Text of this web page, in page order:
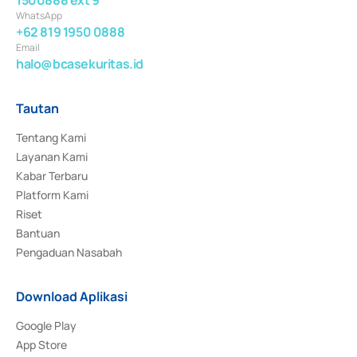
WhatsApp
+62 819 1950 0888
Email
halo@bcasekuritas.id
Tautan
Tentang Kami
Layanan Kami
Kabar Terbaru
Platform Kami
Riset
Bantuan
Pengaduan Nasabah
Download Aplikasi
Google Play
App Store